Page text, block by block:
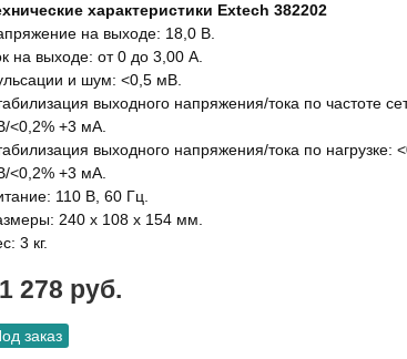
характеристики Extech 382202
на выходе: 18,0 В.
на выходе: от 0 до 3,00 А.
и шум: <0,5 мВ.
выходного напряжения/тока по частоте
<0,2% +3 мA.
выходного напряжения/тока по нагрузке:
<0,2% +3 мA.
110 В, 60 Гц.
240 x 108 x 154 мм.
3 кг.
278 руб.
заказ